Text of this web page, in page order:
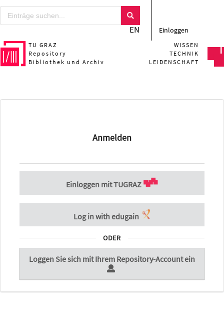
EN Einloggen
TU GRAZ
Repository
Bibliothek und Archiv
WISSEN
TECHNIK
LEIDENSCHAFT
Anmelden
Einloggen mit TUGRAZ
Log in with edugain
ODER
Loggen Sie sich mit Ihrem Repository-Account ein